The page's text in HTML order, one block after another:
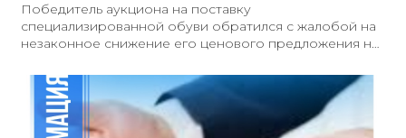
Победитель аукциона на поставку
специализированной обуви обратился с жалобой на
незаконное снижение его ценового предложения на
участников, применяющих УСН. УФАС обнаружило
нарушение: в соответствии с Законом N 223-ФЗ
заказчик не вправе уменьшать ценовое предложение
на сумму НДС